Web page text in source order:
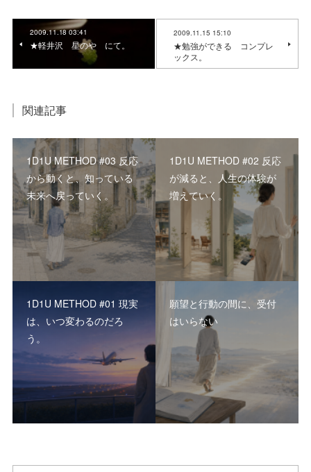
2009.11.18 03:41
★軽井沢 星のや にて。
2009.11.15 15:10
★勉強ができる コンプレ
ックス。
関連記事
1D1U METHOD #03 反応
から動くと、知っている
未来へ戻っていく。
1D1U METHOD #02 反応
が減ると、人生の体験が
増えていく。
1D1U METHOD #01 現実
は、いつ変わるのだろ
う。
願望と行動の間に、受付
はいらない